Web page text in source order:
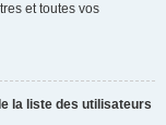
et toutes vos
la liste des utilisateurs